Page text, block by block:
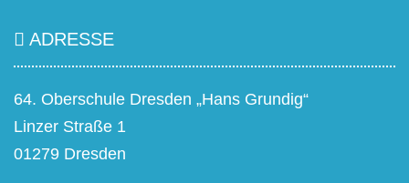
ADRESSE
64. Oberschule Dresden „Hans Grundig“
Linzer Straße 1
01279 Dresden